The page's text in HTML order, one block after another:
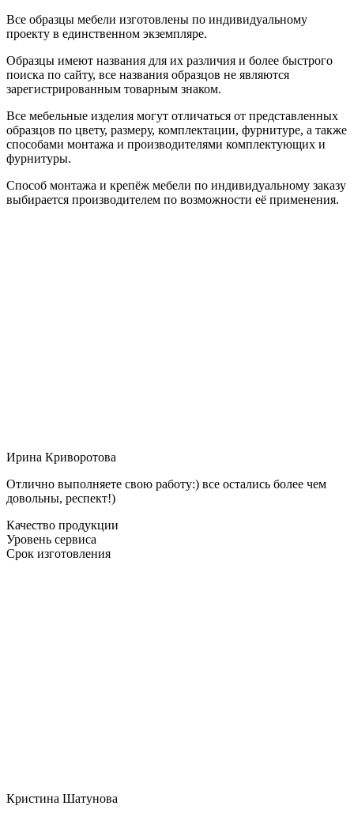
Все образцы мебели изготовлены по индивидуальному
проекту в единственном экземпляре.
Образцы имеют названия для их различия и более быстрого
поиска по сайту, все названия образцов не являются
зарегистрированным товарным знаком.
Все мебельные изделия могут отличаться от представленных
образцов по цвету, размеру, комплектации, фурнитуре, а также
способами монтажа и производителями комплектующих и
фурнитуры.
Способ монтажа и крепёж мебели по индивидуальному заказу
выбирается производителем по возможности её применения.
Ирина Криворотова
Отлично выполняете свою работу:) все остались более чем
довольны, респект!)
Качество продукции
Уровень сервиса
Срок изготовления
Кристина Шатунова